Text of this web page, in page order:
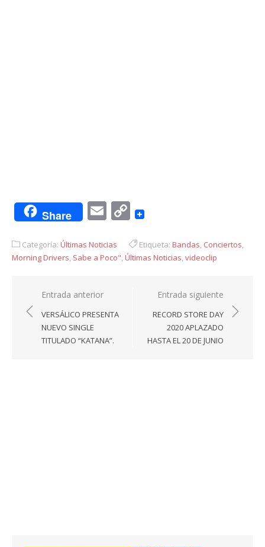
Share EmailCopy
Categoría: Últimas Noticias Etiqueta: Bandas, Conciertos,
Morning Drivers, Sabe a Poco",Últimas Noticias,videoclip
Navegación
de
entradas
Entrada anterior
VERSÁLICO PRESENTA
NUEVO SINGLE
TITULADO “KATANA”.
Entrada siguiente
RECORD STORE DAY
2020 APLAZADO
HASTA EL 20 DE JUNIO